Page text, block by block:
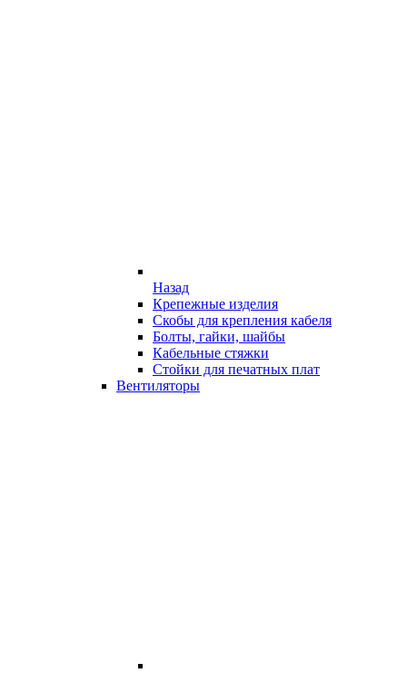
Назад
Крепежные изделия
Скобы для крепления кабеля
Болты, гайки, шайбы
Кабельные стяжки
Стойки для печатных плат
Вентиляторы